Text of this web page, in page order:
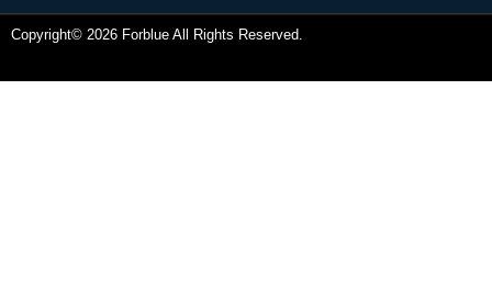
Copyright© 2026 Forblue All Rights Reserved.